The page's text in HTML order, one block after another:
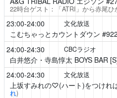
22時台ゲスト：「ATRI」から赤尾ひ
23:00-24:00 文化放送
こむちゃっとカウントダウン
24:00-24:30 CBCラジオ
白井悠介・寺島惇太 BOYS BAR
24:00-24:30 文化放送
上坂すみれの♡(ハート)をつけれ
れ)